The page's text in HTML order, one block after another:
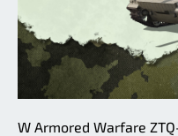
W Armored Warfare